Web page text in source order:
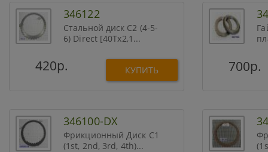
346122
Стальной диск C2 (4-5-
6) Direct [40Tx2,1...
420р. КУПИТЬ 700р.
346100-DX
Фрикционный Диск C1
(1st, 2nd, 3rd, 4th)...